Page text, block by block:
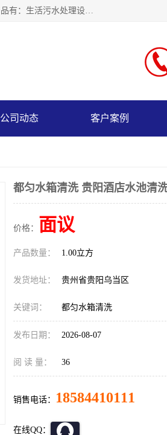
贵州鑫沣源环境科技公司主营一体化污水处理设备、医院污水处理设备、地埋式一体化污水设备；主要产品有：生活污水处理设备，养殖场废水处理设备，屠宰废水处理设备，洗涤废水处理设备，MBR膜生物处理设备，反渗透纯水设备，二次供水水箱清洗消毒，净水过滤设备，软水设备等。欢迎新老顾客来电咨询！
公司动态 客户案例
都匀水箱清洗 贵阳酒店水池清
价格： 面议
产品数量： 1.00立方
发货地址： 贵州省贵阳乌当区
关键词： 都匀水箱清洗
发布日期： 2026-08-07
阅 读 量： 36
销售电话： 18584410111
在线QQ：